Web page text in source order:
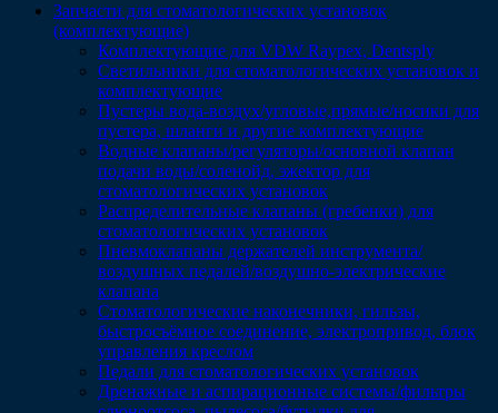
Запчасти для стоматологических установок
(комплектующие)
Комплектующие для VDW Raypex, Dentsply
Светильники для стоматологических установок и
комплектующие
Пустеры вода-воздух/угловые,прямые/носики для
пустера, шланги и другие комплектующие
Водные клапаны/регуляторы/основной клапан
подачи воды/соленойд, эжектор для
стоматологических установок
Распределительные клапаны (гребенки) для
стоматологических установок
Пневмоклапаны держателей инструмента/
воздушных педалей/воздушно-электрические
клапана
Стоматологические наконечники, гильзы,
быстросъёмное соединение, электропривод, блок
управления креслом
Педали для стоматологических установок
Дренажные и аспирационные системы/фильтры